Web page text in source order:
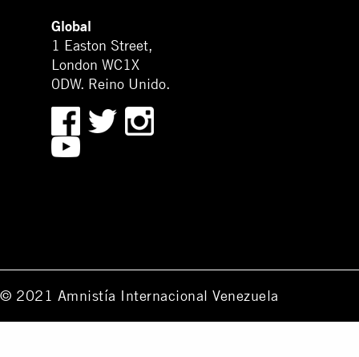
Global
1 Easton Street,
London WC1X
0DW. Reino Unido.
© 2021 Amnistía Internacional Venezuela